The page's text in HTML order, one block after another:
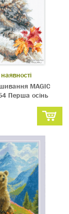
MAGIC
Перша осінь